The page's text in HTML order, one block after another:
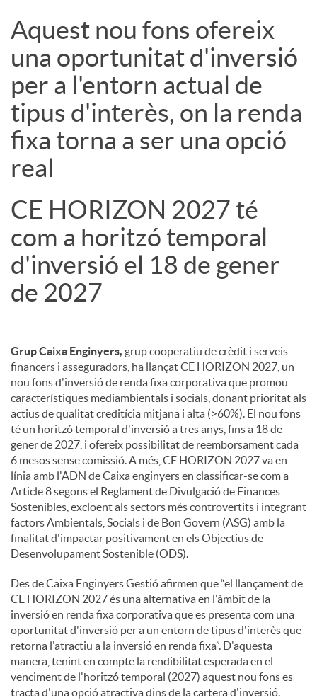
a
l
s
Aquest nou fons ofereix
una oportunitat d'inversió
per a l'entorn actual de
tipus d'interès, on la renda
fixa torna a ser una opció
real
CE HORIZON 2027 té
com a horitzó temporal
d'inversió el 18 de gener
de 2027
Grup Caixa Enginyers, grup cooperatiu de crèdit i serveis
financers i asseguradors, ha llançat CE HORIZON 2027, un
nou fons d'inversió de renda fixa corporativa que promou
característiques mediambientals i socials, donant prioritat als
actius de qualitat creditícia mitjana i alta (>60%). El nou fons
té un horitzó temporal d'inversió a tres anys, fins a 18 de
gener de 2027, i ofereix possibilitat de reemborsament cada
6 mesos sense comissió. A més, CE HORIZON 2027 va en
línia amb l'ADN de Caixa enginyers en classificar-se com a
Article 8 segons el Reglament de Divulgació de Finances
Sostenibles, excloent als sectors més controvertits i integrant
factors Ambientals, Socials i de Bon Govern (ASG) amb la
finalitat d'impactar positivament en els Objectius de
Desenvolupament Sostenible (ODS).
Des de Caixa Enginyers Gestió afirmen que “el llançament de
CE HORIZON 2027 és una alternativa en l'àmbit de la
inversió en renda fixa corporativa que es presenta com una
oportunitat d'inversió per a un entorn de tipus d'interès que
retorna l'atractiu a la inversió en renda fixa”. D'aquesta
manera, tenint en compte la rendibilitat esperada en el
venciment de l'horitzó temporal (2027) aquest nou fons es
tracta d'una opció atractiva dins de la cartera d'inversió.